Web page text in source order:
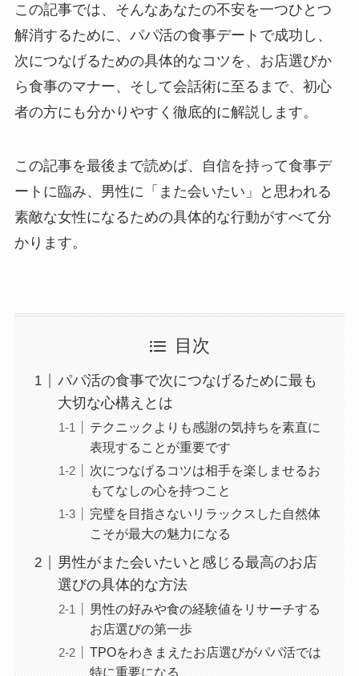
この記事では、そんなあなたの不安を一つひとつ
解消するために、パパ活の食事デートで成功し、
次につなげるための具体的なコツを、お店選びか
ら食事のマナー、そして会話術に至るまで、初心
者の方にも分かりやすく徹底的に解説します。
この記事を最後まで読めば、自信を持って食事デ
ートに臨み、男性に「また会いたい」と思われる
素敵な女性になるための具体的な行動がすべて分
かります。
目次
パパ活の食事で次につなげるために最も
大切な心構えとは
テクニックよりも感謝の気持ちを素直に
表現することが重要です
次につなげるコツは相手を楽しませるお
もてなしの心を持つこと
完璧を目指さないリラックスした自然体
こそが最大の魅力になる
男性がまた会いたいと感じる最高のお店
選びの具体的な方法
男性の好みや食の経験値をリサーチする
お店選びの第一歩
TPOをわきまえたお店選びがパパ活では
特に重要になる